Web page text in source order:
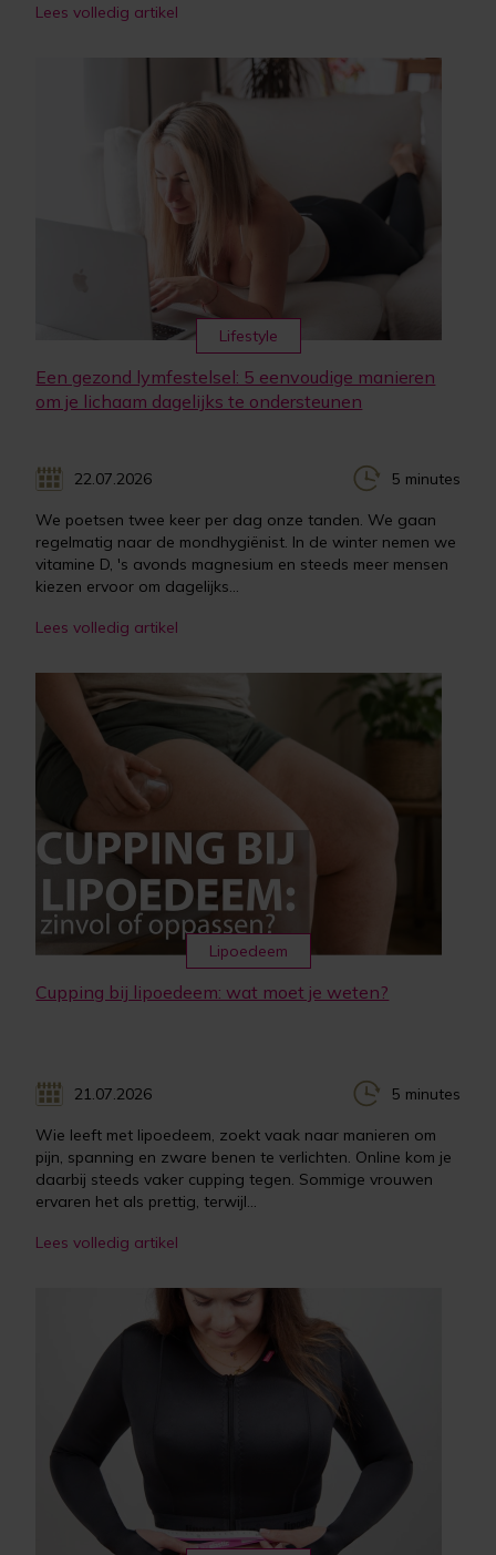
Lees volledig artikel
Lifestyle
Een gezond lymfestelsel: 5 eenvoudige manieren
om je lichaam dagelijks te ondersteunen
22.07.2026 5 minutes
We poetsen twee keer per dag onze tanden. We gaan
regelmatig naar de mondhygiënist. In de winter nemen we
vitamine D, 's avonds magnesium en steeds meer mensen
kiezen ervoor om dagelijks...
Lees volledig artikel
Lipoedeem
Cupping bij lipoedeem: wat moet je weten?
21.07.2026 5 minutes
Wie leeft met lipoedeem, zoekt vaak naar manieren om
pijn, spanning en zware benen te verlichten. Online kom je
daarbij steeds vaker cupping tegen. Sommige vrouwen
ervaren het als prettig, terwijl...
Lees volledig artikel